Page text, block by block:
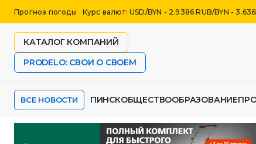
Прогноз погоды Курс валют: USD/BYN - 2.9386 RUB/BYN -
КАТАЛОГ КОМПАНИЙ
PRODELO: СВОИ О СВОЕМ
ВСЕ НОВОСТИ ПИНСКОБЩЕСТВООБРАЗОВАНИЕ